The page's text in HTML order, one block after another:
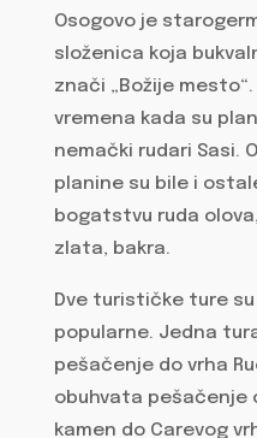
Osogovo je
složenica koja
znači „Božije
vremena kada su
nemački rudari Sasi.
planine su bile i
bogatstvu ruda
zlata, bakra.
Dve turističke ture
popularne. Jedna
pešačenje do vrha
obuhvata pešačenje
kamen do Carevog